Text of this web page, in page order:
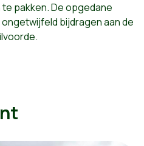
pakken. De opgedane
bijdragen aan de